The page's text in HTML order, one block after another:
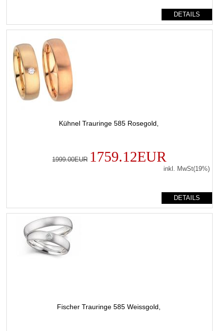
DETAILS
Kühnel Trauringe 585 Rosegold,
1999.00EUR 1759.12EUR
inkl. MwSt(19%)
DETAILS
Fischer Trauringe 585 Weissgold,